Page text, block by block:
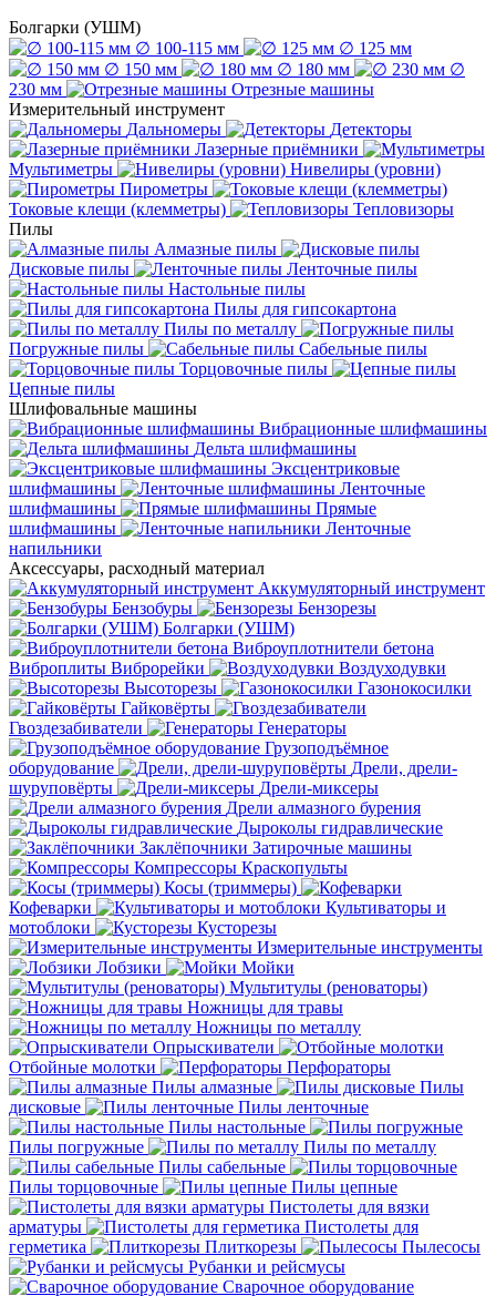
Болгарки (УШМ)
∅ 100-115 мм
∅ 125 мм
∅ 150 мм
∅ 180 мм
∅
230 мм
Отрезные машины
Измерительный инструмент
Дальномеры
Детекторы
Лазерные приёмники
Мультиметры
Нивелиры (уровни)
Пирометры
Токовые клещи (клемметры)
Тепловизоры
Пилы
Алмазные пилы
Дисковые пилы
Ленточные пилы
Настольные пилы
Пилы для гипсокартона
Пилы по металлу
Погружные пилы
Сабельные пилы
Торцовочные пилы
Цепные пилы
Шлифовальные машины
Вибрационные шлифмашины
Дельта шлифмашины
Эксцентриковые
шлифмашины
Ленточные
шлифмашины
Прямые
шлифмашины
Ленточные
напильники
Аксессуары, расходный материал
Аккумуляторный инструмент
Бензобуры
Бензорезы
Болгарки (УШМ)
Виброуплотнители бетона
Виброплиты Виброрейки
Воздуходувки
Высоторезы
Газонокосилки
Гайковёрты
Гвоздезабиватели
Генераторы
Грузоподъёмное
оборудование
Дрели, дрели-
шуруповёрты
Дрели-миксеры
Дрели алмазного бурения
Дыроколы гидравлические
Заклёпочники Затирочные машины
Компрессоры Краскопульты
Косы (триммеры)
Кофеварки
Культиваторы и
мотоблоки
Кусторезы
Измерительные инструменты
Лобзики
Мойки
Мультитулы (реноваторы)
Ножницы для травы
Ножницы по металлу
Опрыскиватели
Отбойные молотки
Перфораторы
Пилы алмазные
Пилы
дисковые
Пилы ленточные
Пилы настольные
Пилы погружные
Пилы по металлу
Пилы сабельные
Пилы торцовочные
Пилы цепные
Пистолеты для вязки
арматуры
Пистолеты для
герметика
Плиткорезы
Пылесосы
Рубанки и рейсмусы
Сварочное оборудование